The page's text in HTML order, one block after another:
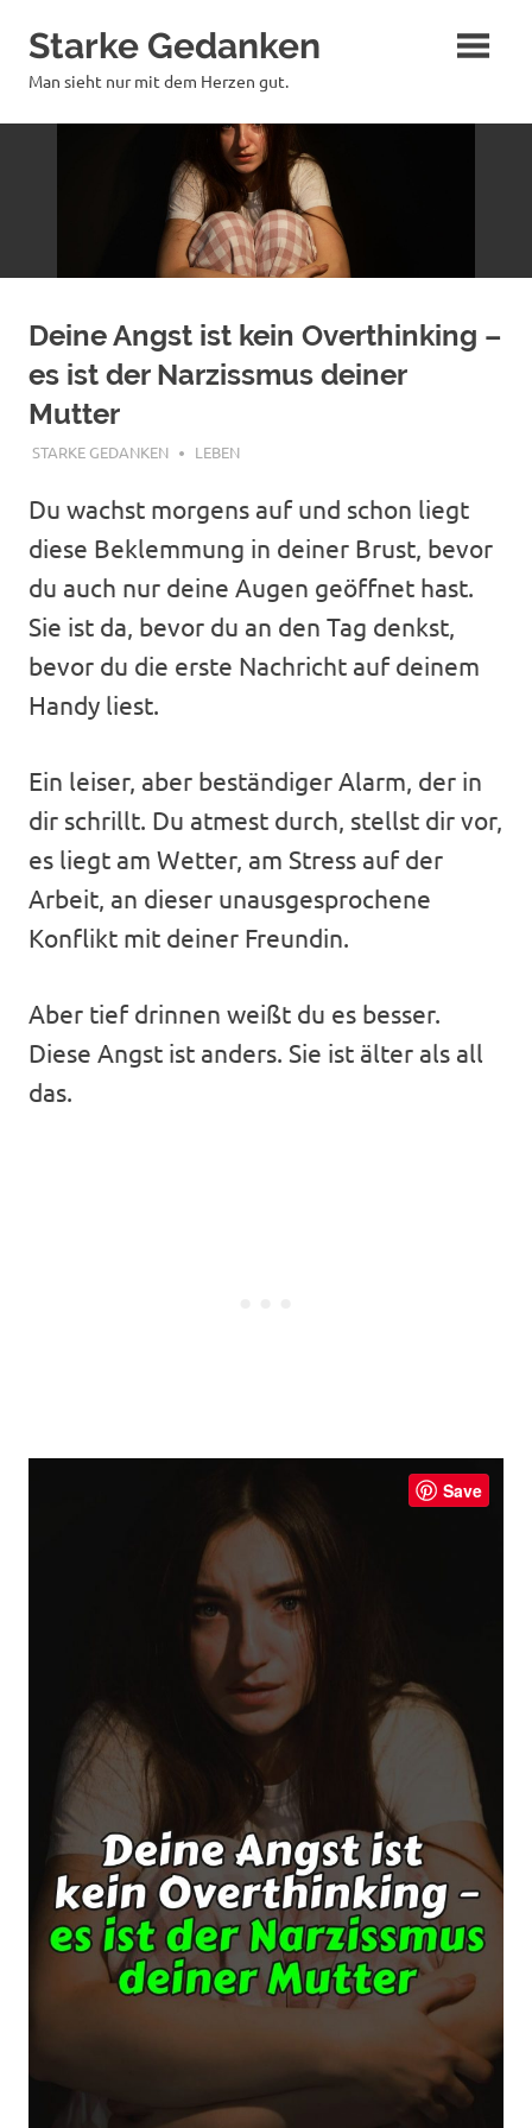
Inhalt
springen
Starke Gedanken
Man sieht nur mit dem Herzen gut.
Deine Angst ist kein Overthinking –
es ist der Narzissmus deiner
Mutter
JANUAR 6, 2026
STARKE GEDANKEN LEBEN
Du wachst morgens auf und schon liegt
diese Beklemmung in deiner Brust, bevor
du auch nur deine Augen geöffnet hast.
Sie ist da, bevor du an den Tag denkst,
bevor du die erste Nachricht auf deinem
Handy liest.
Ein leiser, aber beständiger Alarm, der in
dir schrillt. Du atmest durch, stellst dir vor,
es liegt am Wetter, am Stress auf der
Arbeit, an dieser unausgesprochene
Konflikt mit deiner Freundin.
Aber tief drinnen weißt du es besser.
Diese Angst ist anders. Sie ist älter als all
das.
Save